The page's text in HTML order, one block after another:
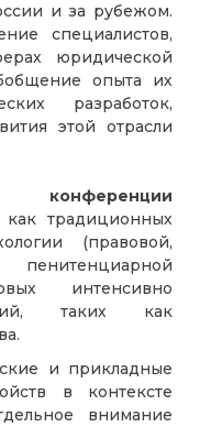
и за рубежом.
специалистов,
юридической
опыта их
разработок,
этой отрасли
конференции
как традиционных
(правовой,
интенсивно
таких как
и прикладные
в контексте
внимание